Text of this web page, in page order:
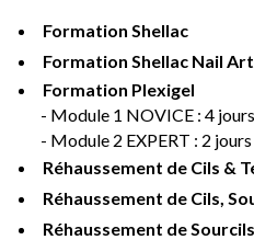
Formation Shellac
Formation Shellac Nail
Formation Plexigel
- Module 1 NOVICE : 4 jours
- Module 2 EXPERT : 2 jours
Réhaussement de Cils &
Réhaussement de Cils,
Réhaussement de